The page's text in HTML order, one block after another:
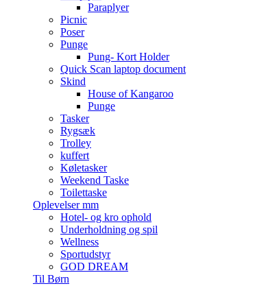
Paraplyer
Picnic
Poser
Punge
Pung- Kort Holder
Quick Scan laptop document
Skind
House of Kangaroo
Punge
Tasker
Rygsæk
Trolley
kuffert
Køletasker
Weekend Taske
Toilettaske
Oplevelser mm
Hotel- og kro ophold
Underholdning og spil
Wellness
Sportudstyr
GOD DREAM
Til Børn